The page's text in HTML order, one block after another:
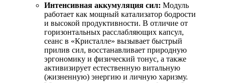
Интенсивная аккумуляция сил: Модуль
работает как мощный катализатор бодрости
и высокой продуктивности. В отличие от
горизонтальных расслабляющих капсул,
сеанс в «Кристалле» вызывает быстрый
прилив сил, восстанавливает природную
эргономику и физический тонус, а также
активизирует естественную витальную
(жизненную) энергию и личную харизму.